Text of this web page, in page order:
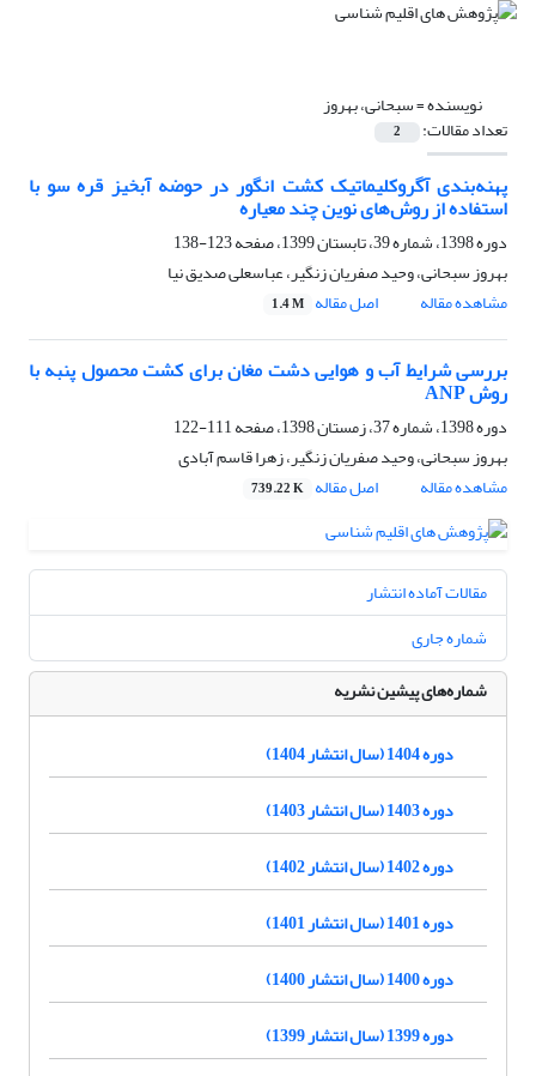
نویسنده =سبحانی، بهروز
تعداد مقالات: 2
پهنه‌بندی آگروکلیماتیک کشت انگور در حوضه آبخیز قره سو با
استفاده از روش‌های نوین چند معیاره
دوره 1398، شماره 39، تابستان 1399، صفحه
123-138
بهروز سبحانی، وحید صفریان زنگیر، عباسعلی صدیق نیا
مشاهده مقاله
اصل مقاله 1.4 M
بررسی شرایط آب و هوایی دشت مغان برای کشت محصول پنبه با
روش ANP
دوره 1398، شماره 37، زمستان 1398، صفحه
111-122
بهروز سبحانی، وحید صفریان زنگیر، زهرا قاسم آبادی
مشاهده مقاله
اصل مقاله 739.22 K
مقالات آماده انتشار
شماره جاری
شماره‌های پیشین نشریه
دوره 1404 (سال انتشار 1404)
دوره 1403 (سال انتشار 1403)
دوره 1402 (سال انتشار 1402)
دوره 1401 (سال انتشار 1401)
دوره 1400 (سال انتشار 1400)
دوره 1399 (سال انتشار 1399)